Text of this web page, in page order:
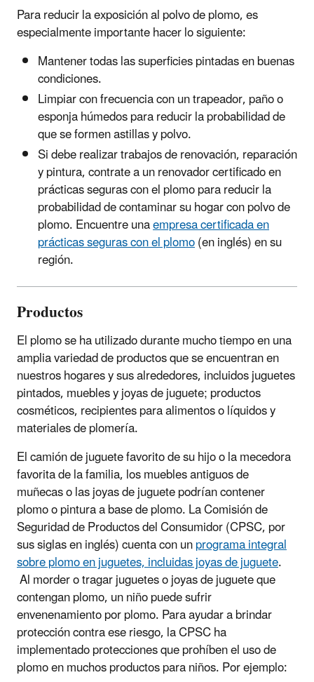
Para reducir la exposición al polvo de plomo, es
especialmente importante hacer lo siguiente:
Mantener todas las superficies pintadas en buenas
condiciones.
Limpiar con frecuencia con un trapeador, paño o
esponja húmedos para reducir la probabilidad de
que se formen astillas y polvo.
Si debe realizar trabajos de renovación, reparación
y pintura, contrate a un renovador certificado en
prácticas seguras con el plomo para reducir la
probabilidad de contaminar su hogar con polvo de
plomo. Encuentre unaempresa certificada en
prácticas seguras con el plomo(en inglés)en su
región.
Productos
El plomo se ha utilizado durante mucho tiempo en una
amplia variedad de productos que se encuentran en
nuestros hogares y sus alrededores, incluidos juguetes
pintados, muebles y joyas de juguete; productos
cosméticos, recipientes para alimentos o líquidos y
materiales de plomería.
El camión de juguete favorito de su hijo o la mecedora
favorita de la familia, los muebles antiguos de
muñecas o las joyas de juguete podrían contener
plomo o pintura a base de plomo. La Comisión de
Seguridad de Productos del Consumidor (CPSC, por
sus siglas en inglés) cuenta con unprograma integral
sobre plomo en juguetes, incluidas joyas de juguete.
Al morder o tragar juguetes o joyas de juguete que
contengan plomo, un niño puede sufrir
envenenamiento por plomo. Para ayudar a brindar
protección contra ese riesgo, la CPSC ha
implementado protecciones que prohíben el uso de
plomo en muchos productos para niños. Por ejemplo: